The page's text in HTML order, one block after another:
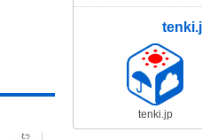
tenki.jp